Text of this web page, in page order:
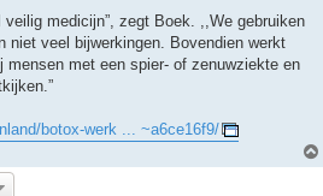
medicijn”, zegt Boek. ,,We gebruiken
niet veel bijwerkingen. Bovendien werkt
mensen met een spier- of zenuwziekte en
botox-werk ... ~a6ce16f9/